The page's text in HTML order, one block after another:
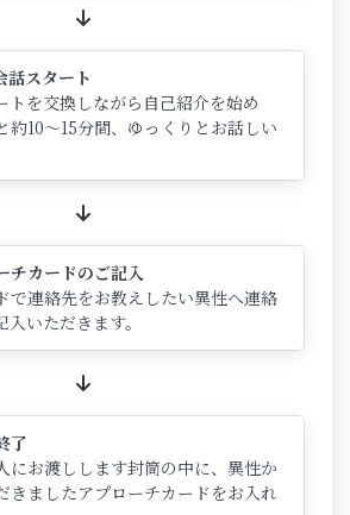
話スタート
トを交換しながら自己紹介を始め
約10～15分間、ゆっくりとお話しい
チカードのご記入
で連絡先をお教えしたい異性へ連絡
いただきます。
了
にお渡しします封筒の中に、異性か
きましたアプローチカードをお入れ